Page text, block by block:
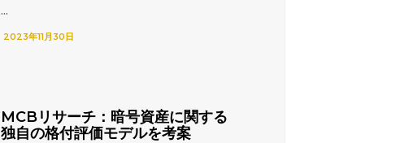
...
2023年11月30日
MCBリサーチ：暗号資産に関する
独自の格付評価モデルを考案